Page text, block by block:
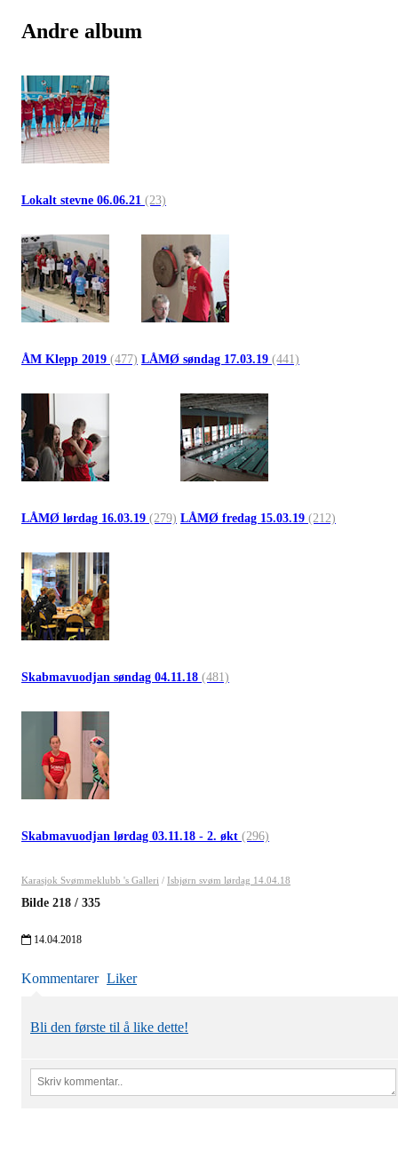
Andre album
Lokalt stevne 06.06.21 (23)
ÅM Klepp 2019 (477) LÅMØ søndag 17.03.19 (441)
LÅMØ lørdag 16.03.19 (279) LÅMØ fredag 15.03.19 (212)
Skabmavuodjan søndag 04.11.18 (481)
Skabmavuodjan lørdag 03.11.18 - 2. økt (296)
Karasjok Svømmeklubb 's Galleri / Isbjørn svøm lørdag 14.04.18
Bilde 218 / 335
14.04.2018
Kommentarer Liker
Bli den første til å like dette!